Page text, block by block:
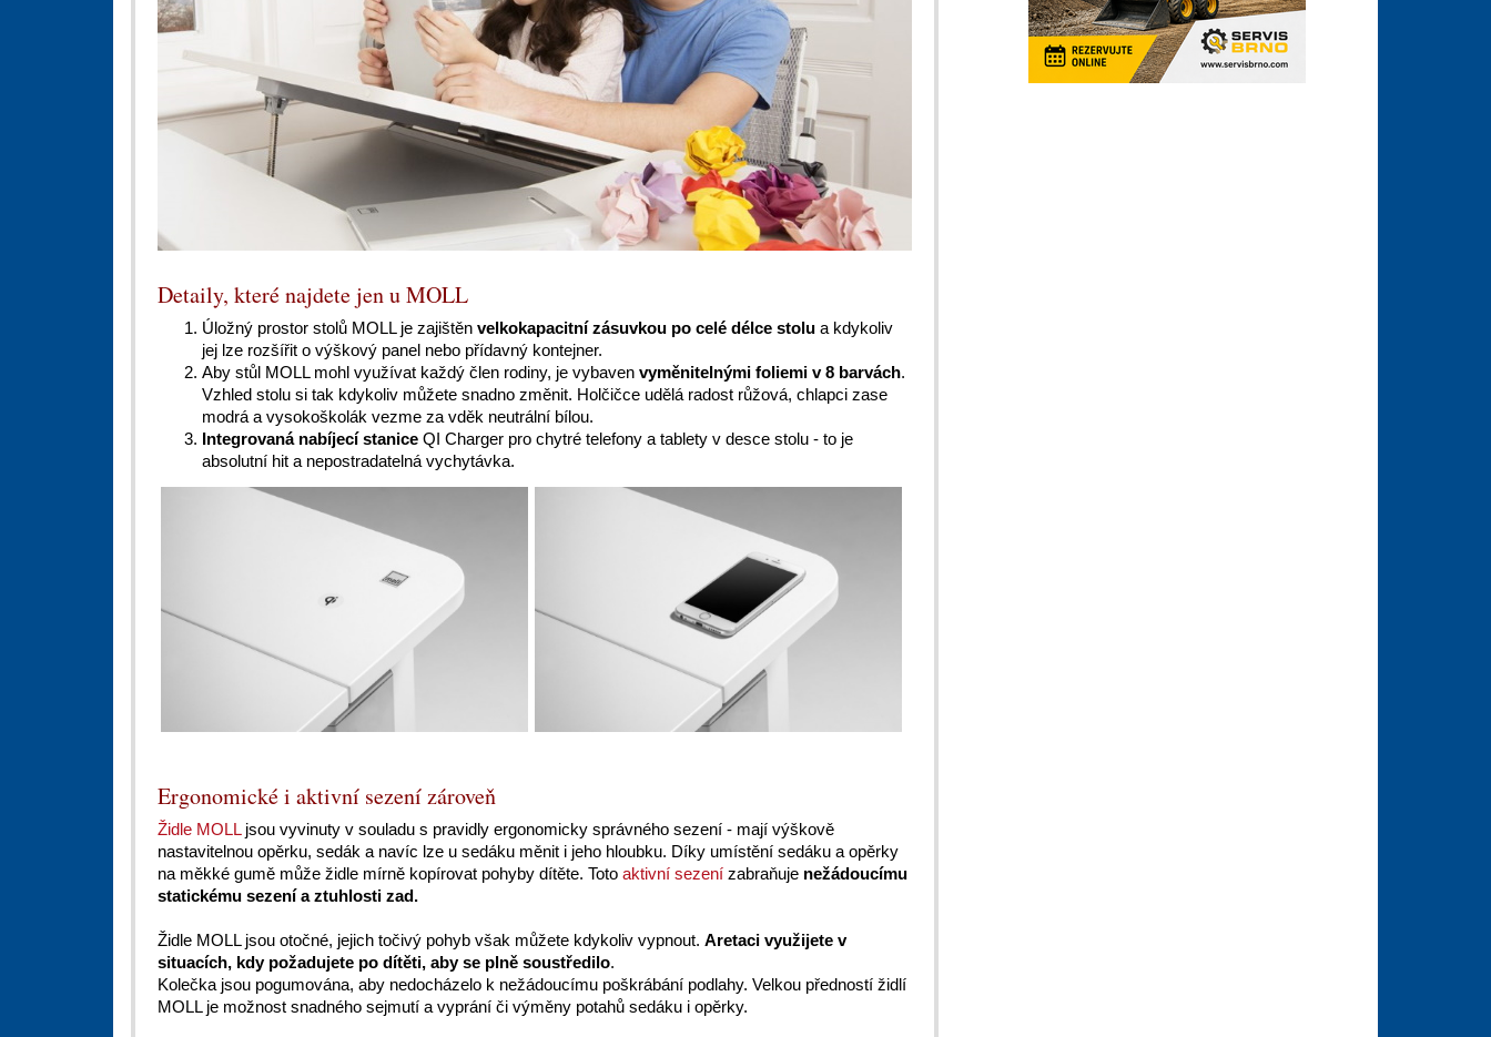
Detaily, které najdete jen u MOLL
Úložný prostor stolů MOLL je zajištěn velkokapacitní zásuvkou po celé délce stolu a kdykoliv
jej lze rozšířit o výškový panel nebo přídavný kontejner.
Aby stůl MOLL mohl využívat každý člen rodiny, je vybaven vyměnitelnými foliemi v 8 barvách.
Vzhled stolu si tak kdykoliv můžete snadno změnit. Holčičce udělá radost růžová, chlapci zase
modrá a vysokoškolák vezme za vděk neutrální bílou.
Integrovaná nabíjecí stanice QI Charger pro chytré telefony a tablety v desce stolu - to je
absolutní hit a nepostradatelná vychytávka.
Ergonomické i aktivní sezení zároveň
Židle MOLLjsou vyvinuty v souladu s pravidly ergonomicky správného sezení - mají výškově
nastavitelnou opěrku, sedák a navíc lze u sedáku měnit i jeho hloubku. Díky umístění sedáku a opěrky
na měkké gumě může židle mírně kopírovat pohyby dítěte. Toto aktivní sezení zabraňuje nežádoucímu
statickému sezení a ztuhlosti zad.
Židle MOLL jsou otočné, jejich točivý pohyb však můžete kdykoliv vypnout. Aretaci využijete v
situacích, kdy požadujete po dítěti, aby se plně soustředilo.
Kolečka jsou pogumována, aby nedocházelo k nežádoucímu poškrábání podlahy. Velkou předností židlí
MOLL je možnost snadného sejmutí a vyprání či výměny potahů sedáku i opěrky.